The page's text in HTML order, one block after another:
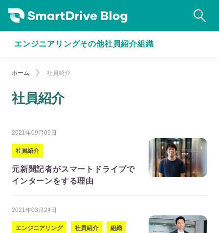
エンジニアリングその他社員紹介組織
ホーム 社員紹介
社員紹介
2021年09月09日
社員紹介
元新聞記者がスマートドライブで
インターンをする理由
2021年03月24日
エンジニアリング 社員紹介 組織